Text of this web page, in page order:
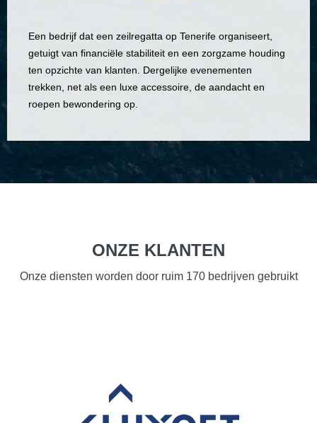
Een bedrijf dat een zeilregatta op Tenerife organiseert,
getuigt van financiële stabiliteit en een zorgzame houding
ten opzichte van klanten. Dergelijke evenementen
trekken, net als een luxe accessoire, de aandacht en
roepen bewondering op.
ONZE KLANTEN
Onze diensten worden door ruim 170 bedrijven gebruikt